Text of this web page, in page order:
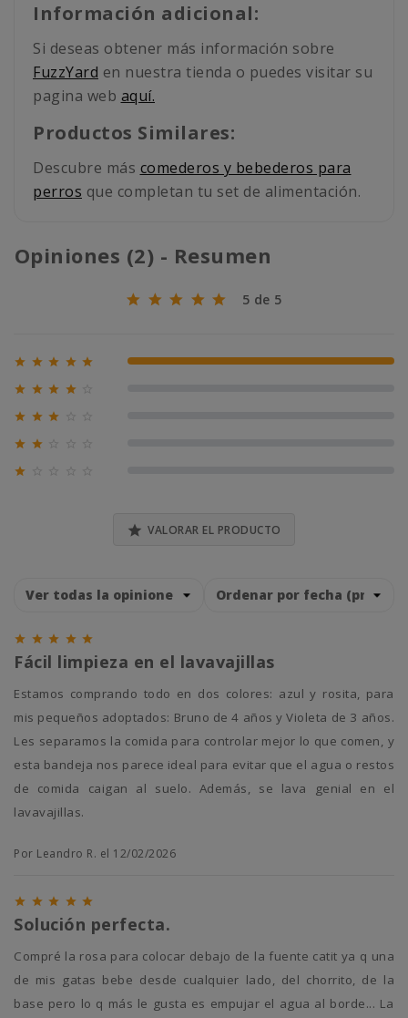
Información adicional:
Si deseas obtener más información sobre
FuzzYard en nuestra tienda o puedes visitar su
pagina web aquí.
Productos Similares:
Descubre más comederos y bebederos para
perros que completan tu set de alimentación.
Opiniones (2) - Resumen
5 de 5
     100% (2)
   
  
 

 VALORAR EL PRODUCTO
    
Fácil limpieza en el lavavajillas
Estamos comprando todo en dos colores: azul y rosita, para
mis pequeños adoptados: Bruno de 4 años y Violeta de 3 años.
Les separamos la comida para controlar mejor lo que comen, y
esta bandeja nos parece ideal para evitar que el agua o restos
de comida caigan al suelo. Además, se lava genial en el
lavavajillas.
Por Leandro R. el 12/02/2026
    
Solución perfecta.
Compré la rosa para colocar debajo de la fuente catit ya q una
de mis gatas bebe desde cualquier lado, del chorrito, de la
base pero lo q más le gusta es empujar el agua al borde... La